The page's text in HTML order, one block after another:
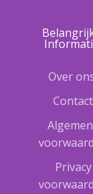
Over
Contact
Privacy